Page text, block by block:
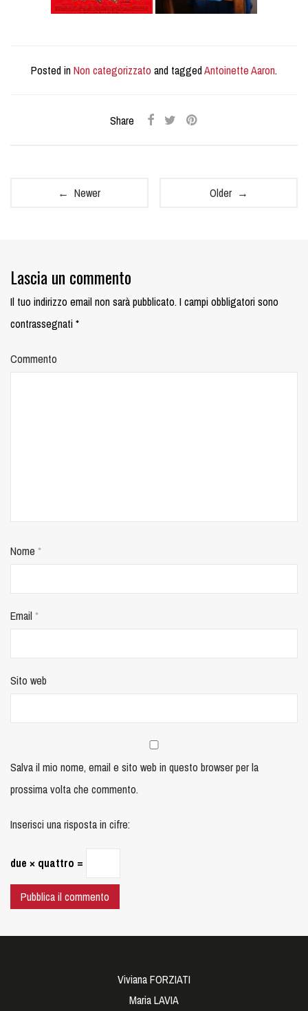
Posted inNon categorizzato and taggedAntoinette Aaron.
Share
← Newer Older →
Lascia un commento
Il tuo indirizzo email non sarà pubblicato.I campi obbligatori sono
contrassegnati*
Commento
Nome *
Email *
Sito web
Salva il mio nome, email e sito web in questo browser per la
prossima volta che commento.
Inserisci una risposta in cifre:
due × quattro =
Viviana FORZIATI
Maria LAVIA